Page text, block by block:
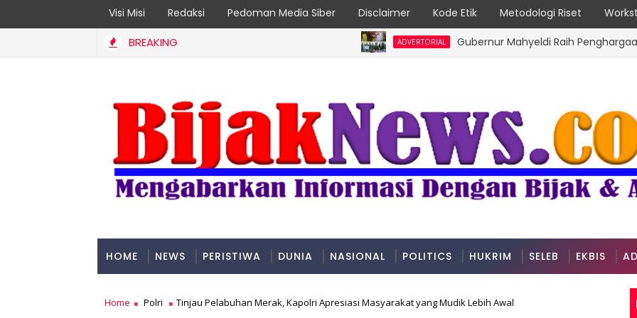
Visi Misi Redaksi Pedoman Media Siber Disclaimer Kode Etik Metodologi Riset
BREAKING ADVERTORIAL Gubernur Mahyeldi Raih Penghargaan
HOME NEWS PERISTIWA DUNIA NASIONAL POLITICS HUKRIM SELEB EKBIS
Home Polri Tinjau Pelabuhan Merak, Kapolri Apresiasi Masyarakat yang Mudik Lebih Awal